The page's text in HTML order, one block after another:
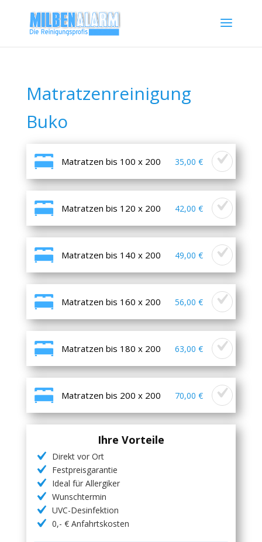
Matratzenreinigung
Buko
Matratzen bis 100 x 200 35,00 €
Matratzen bis 120 x 200 42,00 €
Matratzen bis 140 x 200 49,00 €
Matratzen bis 160 x 200 56,00 €
Matratzen bis 180 x 200 63,00 €
Matratzen bis 200 x 200 70,00 €
Ihre Vorteile
Direkt vor Ort
Festpreisgarantie
Ideal für Allergiker
Wunschtermin
UVC-Desinfektion
0,- € Anfahrtskosten